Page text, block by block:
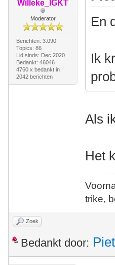
Willeke_IGKT
Moderator
Berichten: 3.090
Topics: 86
Lid sinds: Dec 2020
Bedankt: 46046
4760 x bedankt in
2042 berichten
En
Ik
Als
Het
trike,
Zoek
Bedankt door: